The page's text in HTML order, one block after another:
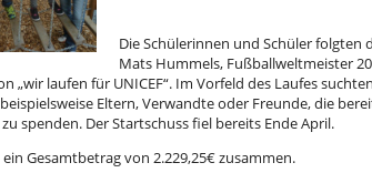
Die Schülerinnen und Schüler folgten
Mats Hummels, Fußballweltmeister
„wir laufen für UNICEF“. Im Vorfeld des Laufes
Eltern, Verwandte oder Freunde, die
spenden. Der Startschuss fiel bereits Ende April.
Gesamtbetrag von 2.229,25€ zusammen.